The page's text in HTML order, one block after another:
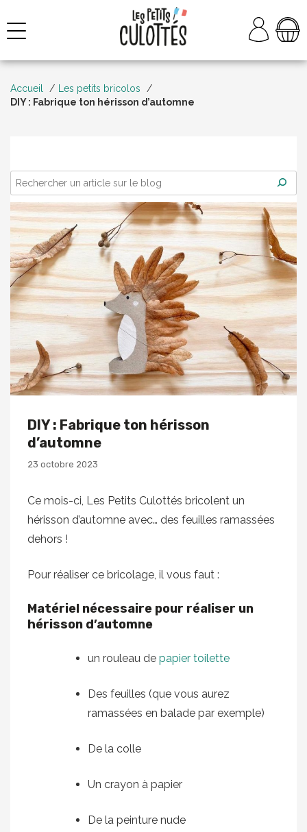
contenu
NAVIGATION
Accueil
Les petits bricolos
DIY : Fabrique ton hérisson d’automne
DIY : Fabrique ton hérisson
d’automne
23 octobre 2023
Ce mois-ci, Les Petits Culottés bricolent un
hérisson d’automne avec… des feuilles ramassées
dehors !
Pour réaliser ce bricolage, il vous faut :
Matériel nécessaire pour réaliser un
hérisson d’automne
un rouleau de papier toilette
Des feuilles (que vous aurez
ramassées en balade par exemple)
De la colle
Un crayon à papier
De la peinture nude